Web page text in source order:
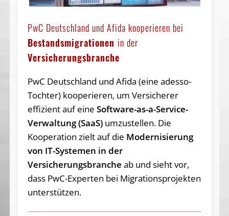
PwC Deutschland und Afida kooperieren bei
Bestandsmigrationen in der
Versicherungsbranche
PwC Deutschland und Afida (eine adesso-
Tochter) kooperieren, um Versicherer
effizient auf eine Software-as-a-Service-
Verwaltung (SaaS)umzustellen. Die
Kooperation zielt auf die Modernisierung
von IT-Systemen in der
Versicherungsbranche ab und sieht vor,
dass PwC-Experten bei Migrationsprojekten
unterstützen.